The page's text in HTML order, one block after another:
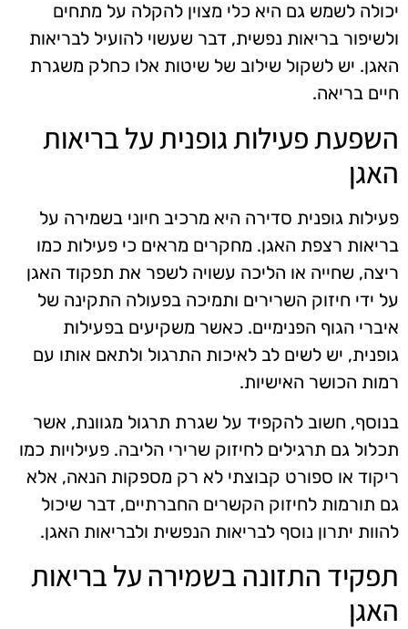
יכולה לשמש גם היא כלי מצוין להקלה על מתחים
ולשיפור בריאות נפשית, דבר שעשוי להועיל לבריאות
האגן. יש לשקול שילוב של שיטות אלו כחלק משגרת
חיים בריאה.
השפעת פעילות גופנית על בריאות
האגן
פעילות גופנית סדירה היא מרכיב חיוני בשמירה על
בריאות רצפת האגן. מחקרים מראים כי פעילות כמו
ריצה, שחייה או הליכה עשויה לשפר את תפקוד האגן
על ידי חיזוק השרירים ותמיכה בפעולה התקינה של
איברי הגוף הפנימיים. כאשר משקיעים בפעילות
גופנית, יש לשים לב לאיכות התרגול ולתאם אותו עם
רמות הכושר האישיות.
בנוסף, חשוב להקפיד על שגרת תרגול מגוונת, אשר
תכלול גם תרגילים לחיזוק שרירי הליבה. פעילויות כמו
ריקוד או ספורט קבוצתי לא רק מספקות הנאה, אלא
גם תורמות לחיזוק הקשרים החברתיים, דבר שיכול
להוות יתרון נוסף לבריאות הנפשית ולבריאות האגן.
תפקיד התזונה בשמירה על בריאות
האגן